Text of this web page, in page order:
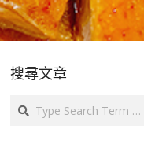
搜尋文章
Search